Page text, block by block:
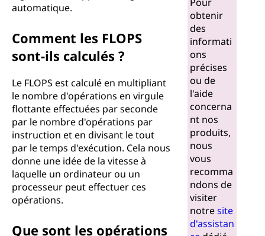
automatique.
Comment les FLOPS
sont-ils calculés ?
Le FLOPS est calculé en multipliant
le nombre d'opérations en virgule
flottante effectuées par seconde
par le nombre d'opérations par
instruction et en divisant le tout
par le temps d'exécution. Cela nous
donne une idée de la vitesse à
laquelle un ordinateur ou un
processeur peut effectuer ces
opérations.
Que sont les opérations
Pour
obtenir
des
informati
ons
précises
ou de
l'aide
concerna
nt nos
produits,
nous
vous
recomma
ndons de
visiter
notresite
d'assistan